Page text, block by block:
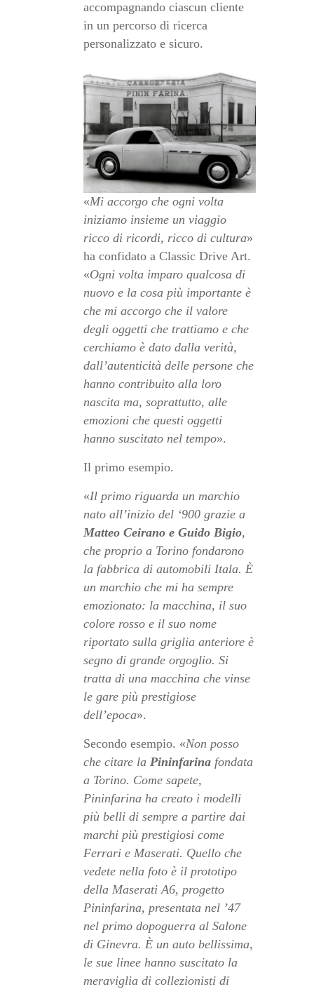
accompagnando ciascun cliente
in un percorso di ricerca
personalizzato e sicuro.
«Mi accorgo che ogni volta
iniziamo insieme un viaggio
ricco di ricordi, ricco di cultura»
ha confidato a Classic Drive Art.
«Ogni volta imparo qualcosa di
nuovo e la cosa più importante è
che mi accorgo che il valore
degli oggetti che trattiamo e che
cerchiamo è dato dalla verità,
dall’autenticità delle persone che
hanno contribuito alla loro
nascita ma, soprattutto, alle
emozioni che questi oggetti
hanno suscitato nel tempo».
Il primo esempio.
«Il primo riguarda un marchio
nato all’inizio del ‘900 grazie a
Matteo Ceirano e Guido Bigio,
che proprio a Torino fondarono
la fabbrica di automobili Itala. È
un marchio che mi ha sempre
emozionato: la macchina, il suo
colore rosso e il suo nome
riportato sulla griglia anteriore è
segno di grande orgoglio. Si
tratta di una macchina che vinse
le gare più prestigiose
dell’epoca».
Secondo esempio. «Non posso
che citare laPininfarina fondata
a Torino. Come sapete,
Pininfarina ha creato i modelli
più belli di sempre a partire dai
marchi più prestigiosi come
Ferrari e Maserati. Quello che
vedete nella foto è il prototipo
della Maserati A6, progetto
Pininfarina, presentata nel ’47
nel primo dopoguerra al Salone
di Ginevra. È un auto bellissima,
le sue linee hanno suscitato la
meraviglia di collezionisti di